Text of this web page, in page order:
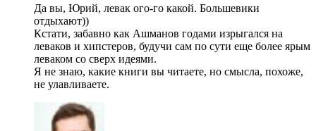
Да вы, Юрий, левак ого-го какой. Большевики
отдыхают))
Кстати, забавно как Ашманов годами изрыгался на
леваков и хипстеров, будучи сам по сути еще более ярым
леваком со сверх идеями.
Я не знаю, какие книги вы читаете, но смысла, похоже,
не улавливаете.